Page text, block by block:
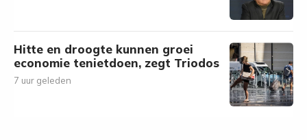
Hitte en droogte kunnen groei
economie tenietdoen, zegt Triodos
7 uur geleden